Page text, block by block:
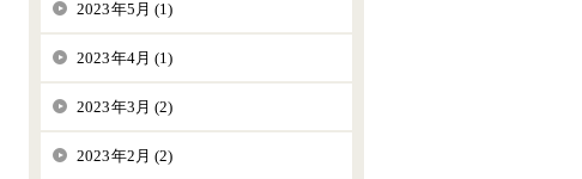
2023年5月 (1)
2023年4月 (1)
2023年3月 (2)
2023年2月 (2)